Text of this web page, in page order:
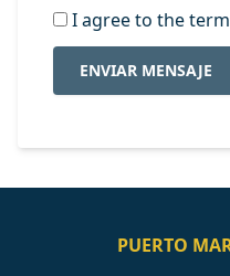
I agree to the
ENVIAR MENSAJE
PUERTO